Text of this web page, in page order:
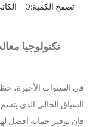
تصفح الكمية:0
تكنولوجيا
في السنوات الأخيرة،
السياق الحالي الذي يتسم
فإن توفير حماية أفضل